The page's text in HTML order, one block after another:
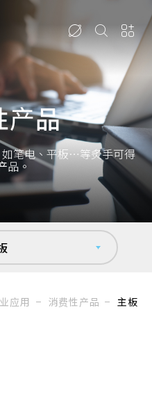
产品
笔电、平板…等炙手可得
品。
应用 消费性产品 主板